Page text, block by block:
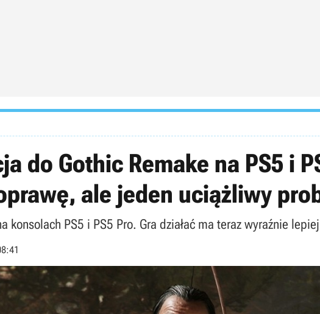
do Gothic Remake na PS5 i
ale jeden uciążliwy
konsolach PS5 i PS5 Pro. Gra działać ma teraz wyraźnie